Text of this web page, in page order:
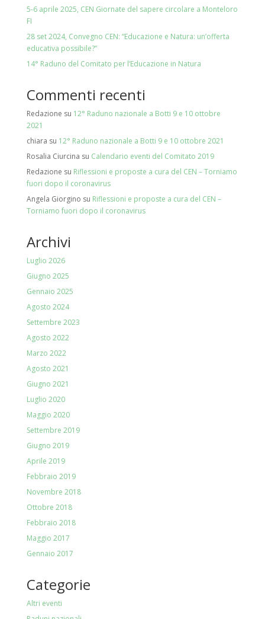
5-6 aprile 2025, CEN Giornate del sapere circolare a Monteloro
FI
28 set 2024, Convegno CEN: “Educazione e Natura: un’offerta
educativa possibile?”
14° Raduno del Comitato per l’Educazione in Natura
Commenti recenti
Redazione su 12° Raduno nazionale a Botti 9 e 10 ottobre
2021
chiara su 12° Raduno nazionale a Botti 9 e 10 ottobre 2021
Rosalia Ciurcina su Calendario eventi del Comitato 2019
Redazione su Riflessioni e proposte a cura del CEN – Torniamo
fuori dopo il coronavirus
Angela Giorgino su Riflessioni e proposte a cura del CEN –
Torniamo fuori dopo il coronavirus
Archivi
Luglio 2026
Giugno 2025
Gennaio 2025
Agosto 2024
Settembre 2023
Agosto 2022
Marzo 2022
Agosto 2021
Giugno 2021
Luglio 2020
Maggio 2020
Settembre 2019
Giugno 2019
Aprile 2019
Febbraio 2019
Novembre 2018
Ottobre 2018
Febbraio 2018
Maggio 2017
Gennaio 2017
Categorie
Altri eventi